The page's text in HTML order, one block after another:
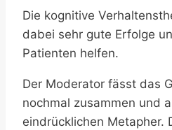
Die kognitive
dabei sehr gute Erfolge
Patienten helfen.
Der Moderator fässt das
nochmal zusammen und
eindrücklichen Metapher.